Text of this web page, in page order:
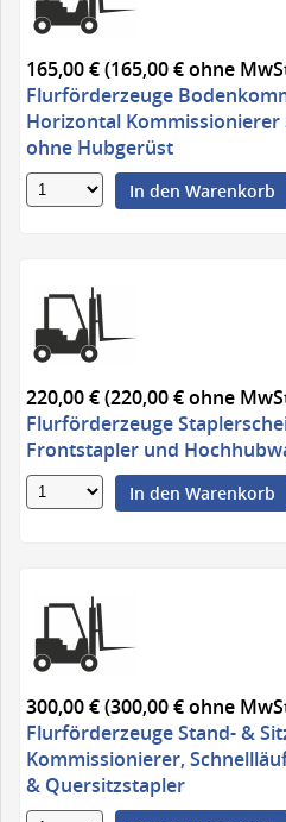
165,00 € (165,00 € ohne
Flurförderzeuge
Horizontal
ohne Hubgerüst
In den Warenkorb
220,00 € (220,00 € ohne
Flurförderzeuge
Frontstapler und
In den Warenkorb
300,00 € (300,00 € ohne
Flurförderzeuge Stand- &
Kommissionierer,
& Quersitzstapler